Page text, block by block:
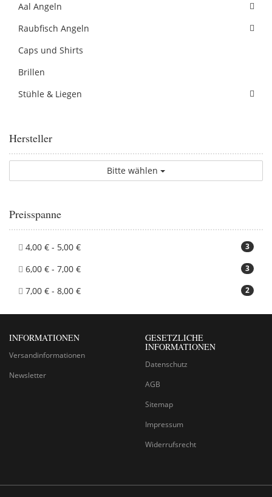
Aal Angeln
Raubfisch Angeln
Caps und Shirts
Brillen
Stühle & Liegen
Hersteller
Bitte wählen
Preisspanne
3
4,00 € - 5,00 €
3
6,00 € - 7,00 €
2
7,00 € - 8,00 €
INFORMATIONEN
Versandinformationen
Newsletter
GESETZLICHE
INFORMATIONEN
Datenschutz
AGB
Sitemap
Impressum
Widerrufsrecht